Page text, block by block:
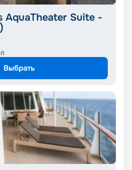
AquaTheater Suite -
Выбрать